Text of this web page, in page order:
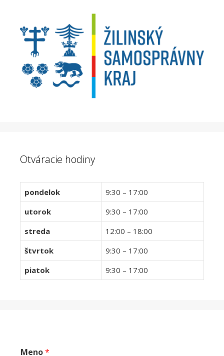
Otváracie hodiny
pondelok
9:30 – 17:00
utorok
9:30 – 17:00
streda
12:00 – 18:00
štvrtok
9:30 – 17:00
piatok
9:30 – 17:00
Meno*